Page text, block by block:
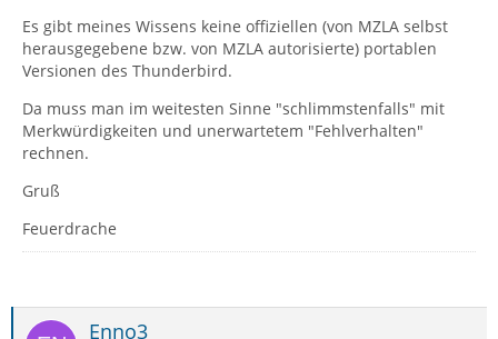
Es gibt meines Wissens keine offiziellen (von MZLA selbst
herausgegebene bzw. von MZLA autorisierte) portablen
Versionen des Thunderbird.
Da muss man im weitesten Sinne "schlimmstenfalls" mit
Merkwürdigkeiten und unerwartetem "Fehlverhalten"
rechnen.
Gruß
Feuerdrache
Enno3